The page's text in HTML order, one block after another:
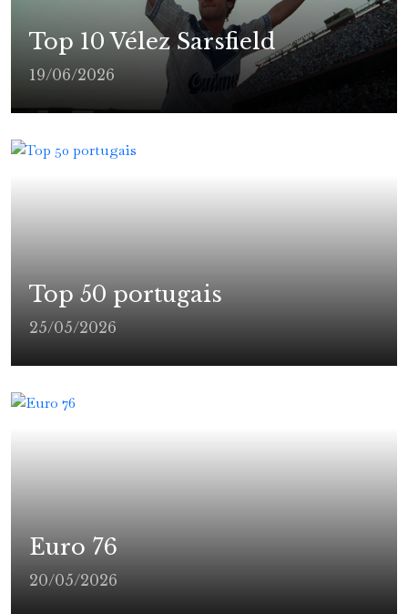
Top 10 Vélez Sarsfield
19/06/2026
Top 50 portugais
25/05/2026
Euro 76
20/05/2026